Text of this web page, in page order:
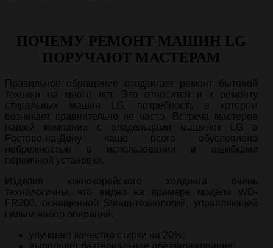
ПОЧЕМУ РЕМОНТ МАШИН LG
ПОРУЧАЮТ МАСТЕРАМ
Правильное обращение отодвигает ремонт бытовой
техники на много лет. Это относится и к ремонту
стиральных машин LG, потребность в котором
возникает сравнительно не часто. Встреча мастеров
нашей компании с владельцами машинок LG в
Ростове-на-Дону чаще всего обусловлена
небрежностью в использовании и ошибками
первичной установки.
Изделия южнокорейского холдинга очень
технологичны, что видно на примере модели WD-
FR200, оснащенной Steam-технологий, управляющей
целым набор операций:
улучшает качество стирки на 20%;
выполняет бактериальное обеззараживание;